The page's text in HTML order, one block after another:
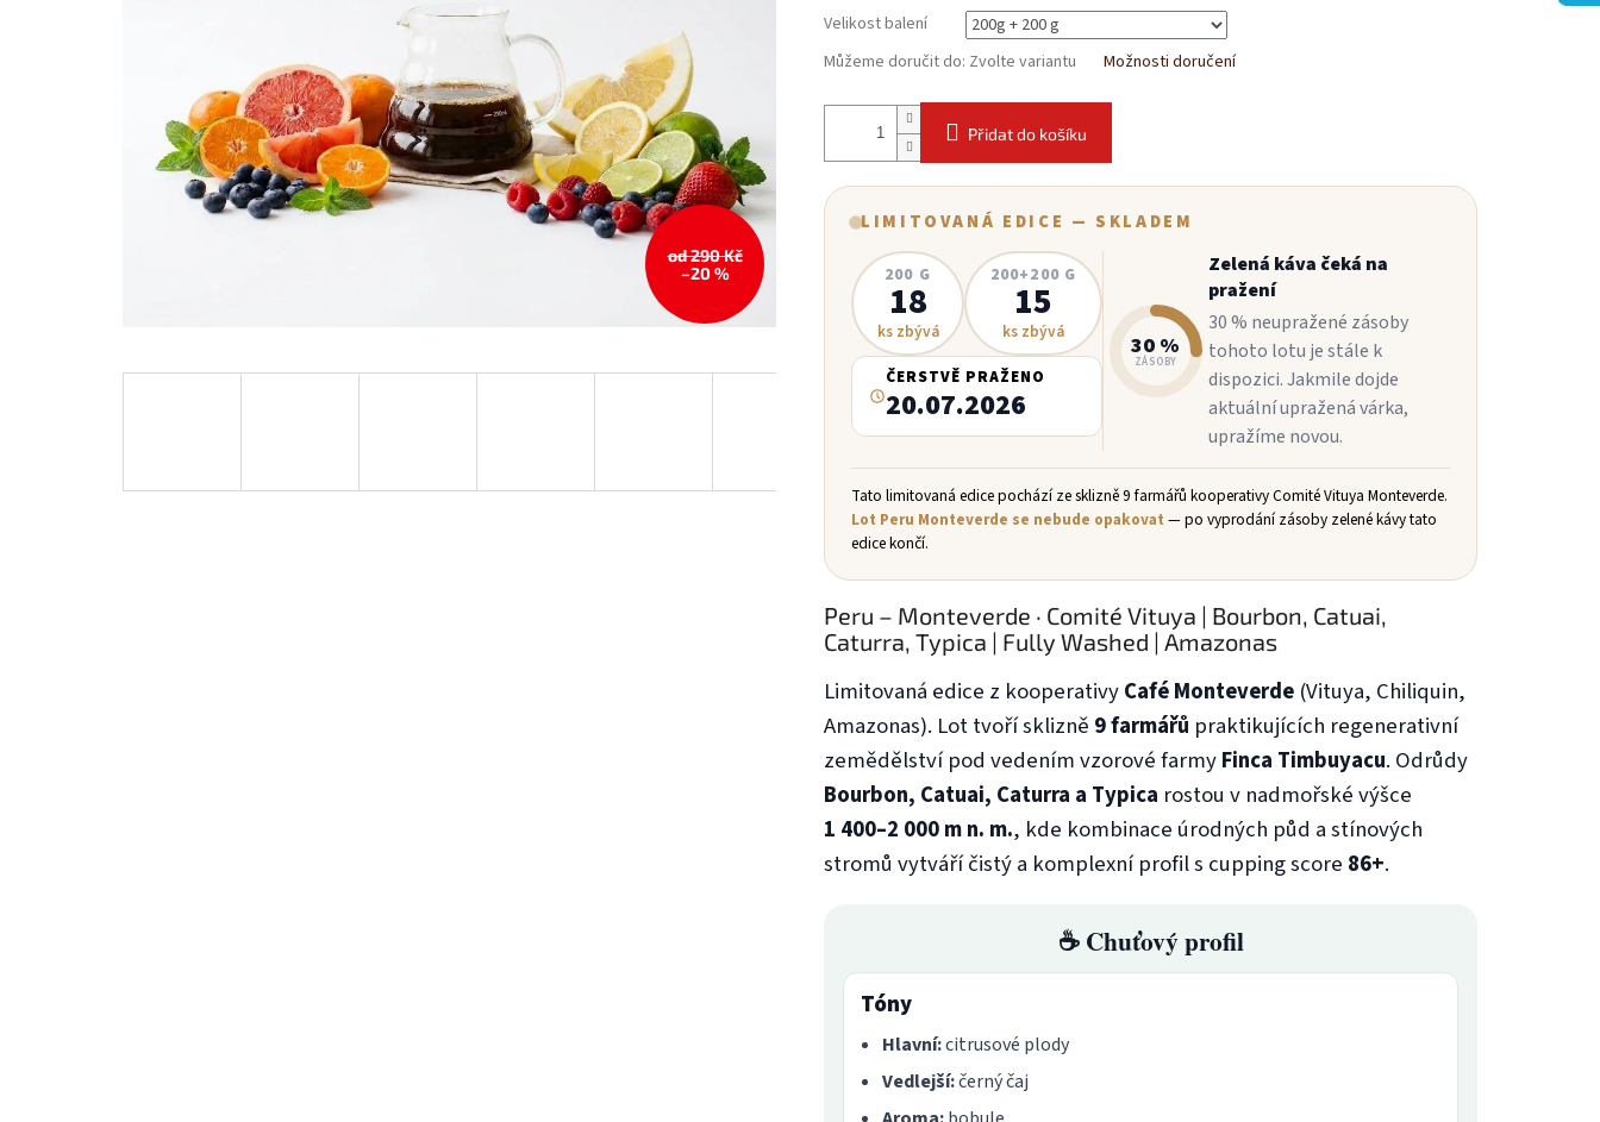
od 290 Kč
–20 %
Velikost balení
Můžeme doručit do: Zvolte variantu Možnosti doručení
Přidat do košíku
LIMITOVANÁ EDICE — SKLADEM
200 G
18
ks zbývá
200+200 G
15
ks zbývá
ČERSTVĚ PRAŽENO
20.07.2026
30 %
ZÁSOBY
Zelená káva čeká na
pražení
30 % neupražené zásoby
tohoto lotu je stále k
dispozici. Jakmile dojde
aktuální upražená várka,
upražíme novou.
Tato limitovaná edice pochází ze sklizně 9 farmářů kooperativy Comité Vituya Monteverde.
Lot Peru Monteverde se nebude opakovat — po vyprodání zásoby zelené kávy tato
edice končí.
Peru – Monteverde · Comité Vituya | Bourbon, Catuai,
Caturra, Typica | Fully Washed | Amazonas
Limitovaná edice z kooperativyCafé Monteverde (Vituya, Chiliquin,
Amazonas). Lot tvoří sklizně 9 farmářů praktikujících regenerativní
zemědělství pod vedením vzorové farmyFinca Timbuyacu. Odrůdy
Bourbon, Catuai, Caturra a Typica rostou v nadmořské výšce
1 400–2 000 m n. m., kde kombinace úrodných půd a stínových
stromů vytváří čistý a komplexní profil s cupping score 86+.
☕ Chuťový profil
Tóny
Hlavní:citrusové plody
Vedlejší:černý čaj